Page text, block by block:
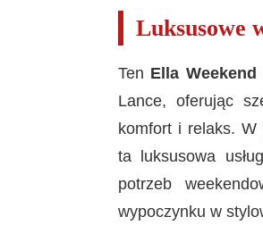
Luksusowe
Ten Ella Weekend
Lance, oferując
komfort i relaks. W
ta luksusowa
potrzeb
wypoczynku w